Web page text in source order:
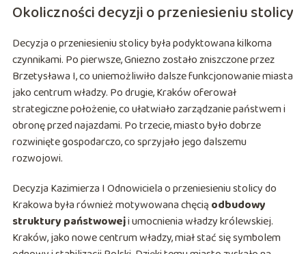
Okoliczności decyzji o przeniesieniu stolicy
Decyzja o przeniesieniu stolicy była podyktowana kilkoma
czynnikami. Po pierwsze, Gniezno zostało zniszczone przez
Brzetysława I, co uniemożliwiło dalsze funkcjonowanie miasta
jako centrum władzy. Po drugie, Kraków oferował
strategiczne położenie, co ułatwiało zarządzanie państwem i
obronę przed najazdami. Po trzecie, miasto było dobrze
rozwinięte gospodarczo, co sprzyjało jego dalszemu
rozwojowi.
Decyzja Kazimierza I Odnowiciela o przeniesieniu stolicy do
Krakowa była również motywowana chęcią odbudowy
struktury państwoweji umocnienia władzy królewskiej.
Kraków, jako nowe centrum władzy, miał stać się symbolem